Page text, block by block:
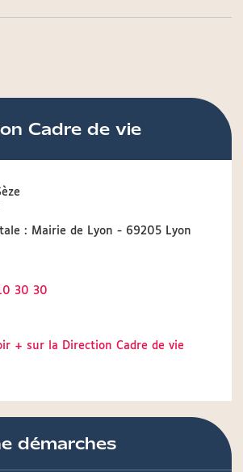
Cadre de vie
: Mairie de Lyon - 69205 Lyon
30 30
+ sur la Direction Cadre de vie
démarches